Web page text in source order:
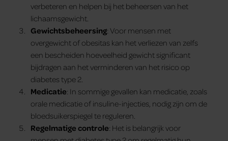
verbeteren en helpen bij het beheersen van het
lichaamsgewicht.
Gewichtsbeheersing: Voor mensen met
overgewicht of obesitas kan het verliezen van zelfs
een bescheiden hoeveelheid gewicht significant
bijdragen aan het verminderen van het risico op
diabetes type 2.
Medicatie: In sommige gevallen kan medicatie, zoals
orale medicatie of insuline-injecties, nodig zijn om de
bloedsuikerspiegel te reguleren.
Regelmatige controle: Het is belangrijk voor